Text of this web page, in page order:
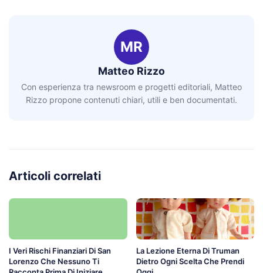
MR
Matteo Rizzo
Con esperienza tra newsroom e progetti editoriali, Matteo
Rizzo propone contenuti chiari, utili e ben documentati.
Articoli correlati
I Veri Rischi Finanziari Di San
Lorenzo Che Nessuno Ti
La Lezione Eterna Di Truman
Dietro Ogni Scelta Che Prendi